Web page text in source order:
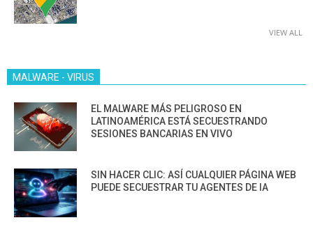
VIEW ALL
MALWARE - VIRUS
EL MALWARE MÁS PELIGROSO EN
LATINOAMÉRICA ESTÁ SECUESTRANDO
SESIONES BANCARIAS EN VIVO
SIN HACER CLIC: ASÍ CUALQUIER PÁGINA WEB
PUEDE SECUESTRAR TU AGENTES DE IA